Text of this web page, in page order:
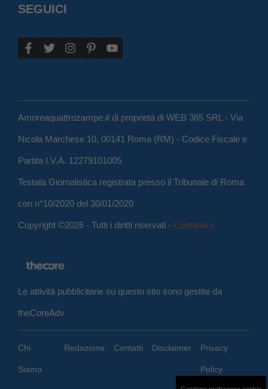
SEGUICI
Amoreaquattrozampe.it di proprietà di WEB 365 SRL - Via
Nicola Marchese 10, 00141 Roma (RM) - Codice Fiscale e
Partita I.V.A. 12279101005
Testata Giornalistica registrata presso il Tribunale di Roma
con n°10/2020 del 30/01/2020
Copyright ©2026 - Tutti i diritti riservati - Contattaci
Le attività pubblicitarie su questo sito sono gestite da
theCoreAdv
Chi
Siamo
Redazione Contatti Disclaimer Privacy
Policy